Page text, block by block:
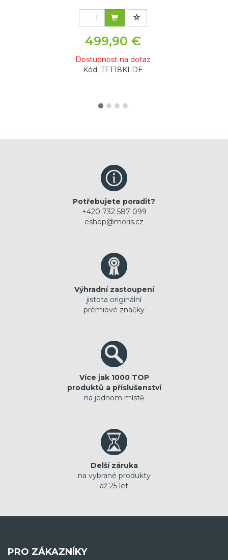
499,90 €
Dostupnost na dotaz
Kód: TFT18KLDE
Potřebujete poradit?
+420 732 587 099
eshop@moris.cz
Výhradní zastoupení
jistota originální
prémiové značky
Více jak 1000 TOP
produktů a příslušenství
na jednom místě
Delší záruka
na vybrané produkty
až 25 let
PRO ZÁKAZNÍKY